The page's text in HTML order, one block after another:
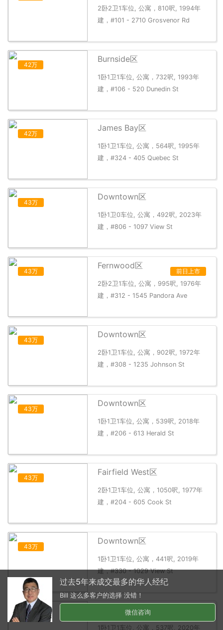
2卧2卫1车位, 公寓，810呎, 1994年
建，#101 - 2710 Grosvenor Rd
42万
Burnside区
1卧1卫1车位, 公寓，732呎, 1993年
建，#106 - 520 Dunedin St
42万
James Bay区
1卧1卫1车位, 公寓，564呎, 1995年
建，#324 - 405 Quebec St
43万
Downtown区
1卧1卫0车位, 公寓，492呎, 2023年
建，#806 - 1097 View St
43万 前日上市
Fernwood区
2卧2卫1车位, 公寓，995呎, 1976年
建，#312 - 1545 Pandora Ave
43万
Downtown区
2卧1卫1车位, 公寓，902呎, 1972年
建，#308 - 1235 Johnson St
43万
Downtown区
1卧1卫1车位, 公寓，539呎, 2018年
建，#206 - 613 Herald St
43万
Fairfield West区
2卧1卫1车位, 公寓，1050呎, 1977年
建，#204 - 605 Cook St
43万
Downtown区
1卧1卫1车位, 公寓，441呎, 2019年
建，#330 - 1029 View St
43万
Downtown区
1卧1卫1车位, 公寓，537呎, 2020年
过去5年来成交最多的华人经纪
Bill 这么多客户的选择 没错！
微信咨询